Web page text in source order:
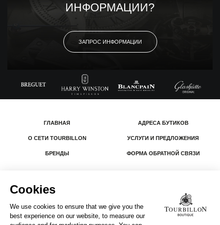
ИНФОРМАЦИИ?
ЗАПРОС ИНФОРМАЦИИ
ГЛАВНАЯ
О СЕТИ TOURBILLON
БРЕНДЫ
АДРЕСА БУТИКОВ
УСЛУГИ И ПРЕДЛОЖЕНИЯ
ФОРМА ОБРАТНОЙ СВЯЗИ
Все права защищены.